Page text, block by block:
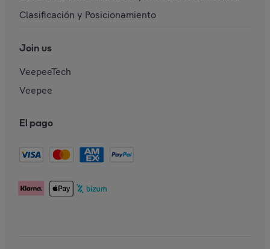
Clasificación y Posicionamiento
Join us
VeepeeTech
Veepee
El pago